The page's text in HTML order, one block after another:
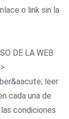
o link sin la
DE LA WEB
leer
cada una de
condiciones